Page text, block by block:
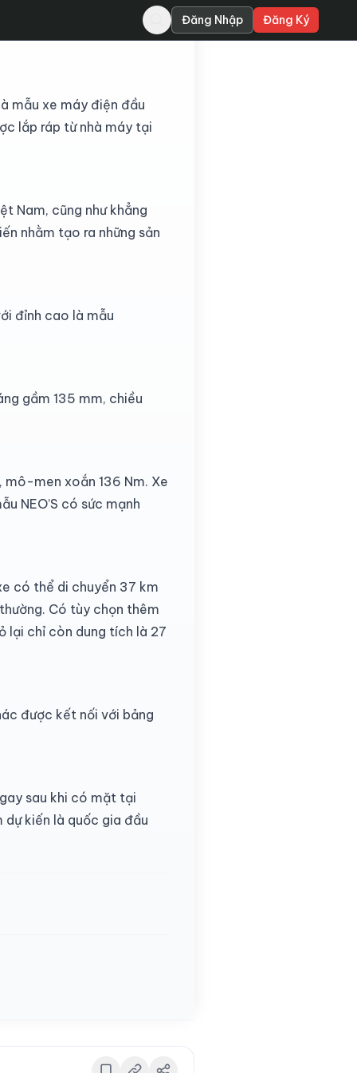
Đăng Nhập Đăng Ký
sẽ xuất đi châu Âu
mẫu xe máy điện đầu
lắp ráp từ nhà máy tại
Nam, cũng như khẳng
nhằm tạo ra những sản
đỉnh cao là mẫu
gầm 135 mm, chiều
men xoắn 136 Nm. Xe
NEO’S có sức mạnh
có thể di chuyển 37 km
Có tùy chọn thêm
lại chỉ còn dung tích là 27
được kết nối với bảng
sau khi có mặt tại
dự kiến là quốc gia đầu